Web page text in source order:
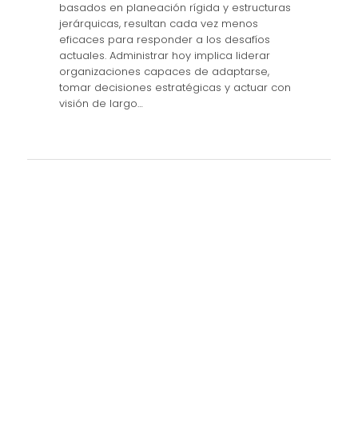
basados en planeación rígida y estructuras
jerárquicas, resultan cada vez menos
eficaces para responder a los desafíos
actuales. Administrar hoy implica liderar
organizaciones capaces de adaptarse,
tomar decisiones estratégicas y actuar con
visión de largo…